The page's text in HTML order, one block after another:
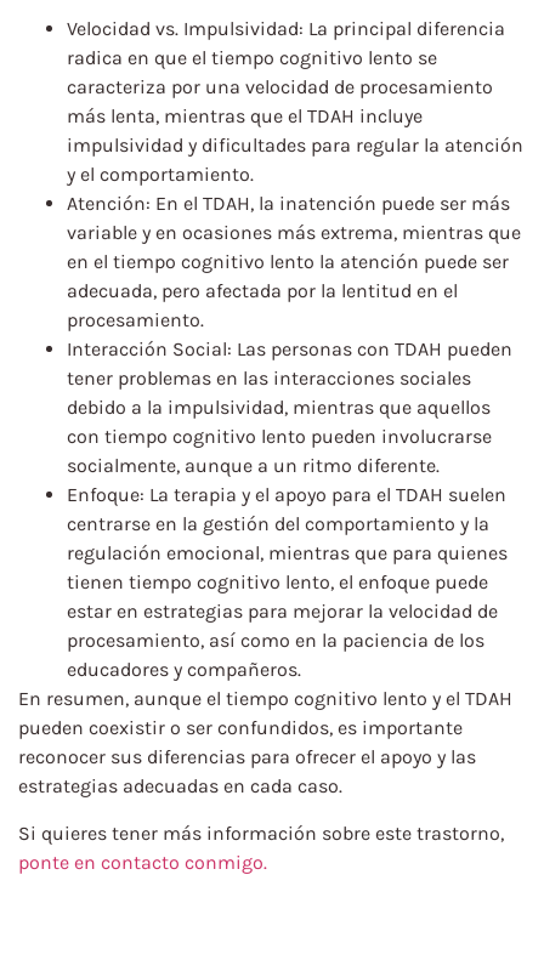
Velocidad vs. Impulsividad: La principal diferencia
radica en que el tiempo cognitivo lento se
caracteriza por una velocidad de procesamiento
más lenta, mientras que el TDAH incluye
impulsividad y dificultades para regular la atención
y el comportamiento.
Atención: En el TDAH, la inatención puede ser más
variable y en ocasiones más extrema, mientras que
en el tiempo cognitivo lento la atención puede ser
adecuada, pero afectada por la lentitud en el
procesamiento.
Interacción Social: Las personas con TDAH pueden
tener problemas en las interacciones sociales
debido a la impulsividad, mientras que aquellos
con tiempo cognitivo lento pueden involucrarse
socialmente, aunque a un ritmo diferente.
Enfoque: La terapia y el apoyo para el TDAH suelen
centrarse en la gestión del comportamiento y la
regulación emocional, mientras que para quienes
tienen tiempo cognitivo lento, el enfoque puede
estar en estrategias para mejorar la velocidad de
procesamiento, así como en la paciencia de los
educadores y compañeros.
En resumen, aunque el tiempo cognitivo lento y el TDAH
pueden coexistir o ser confundidos, es importante
reconocer sus diferencias para ofrecer el apoyo y las
estrategias adecuadas en cada caso.
Si quieres tener más información sobre este trastorno,
ponte en contacto conmigo.